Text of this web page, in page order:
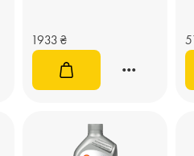
1933₴